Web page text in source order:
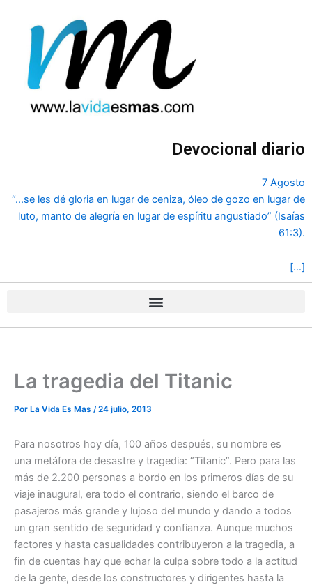
contenido
Devocional diario
7 Agosto
“...se les dé gloria en lugar de ceniza, óleo de gozo en lugar de
luto, manto de alegría en lugar de espíritu angustiado” (Isaías
61:3).
[…]
La tragedia del Titanic
Por La Vida Es Mas /24 julio, 2013
Para nosotros hoy día, 100 años después, su nombre es
una metáfora de desastre y tragedia: “Titanic”. Pero para las
más de 2.200 personas a bordo en los primeros días de su
viaje inaugural, era todo el contrario, siendo el barco de
pasajeros más grande y lujoso del mundo y dando a todos
un gran sentido de seguridad y confianza. Aunque muchos
factores y hasta casualidades contribuyeron a la tragedia, a
fin de cuentas hay que echar la culpa sobre todo a la actitud
de la gente, desde los constructores y dirigentes hasta la